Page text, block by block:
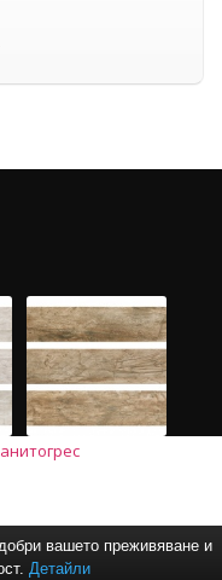
вашето преживяване и
Детайли